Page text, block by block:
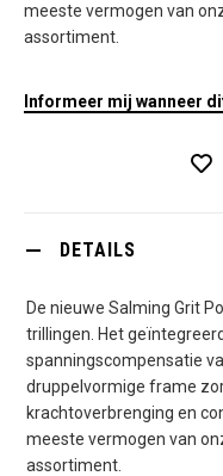
meeste vermogen van
assortiment.
Informeer mij wanneer
DETAILS
De nieuwe Salming Grit
trillingen. Het
spanningscompensatie
druppelvormige frame
krachtoverbrenging en
meeste vermogen van
assortiment.